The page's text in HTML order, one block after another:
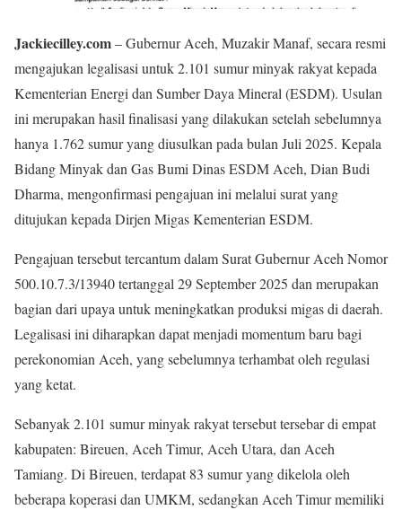
Jackiecilley.com– Gubernur Aceh, Muzakir Manaf, secara resmi
mengajukan legalisasi untuk 2.101 sumur minyak rakyat kepada
Kementerian Energi dan Sumber Daya Mineral (ESDM). Usulan
ini merupakan hasil finalisasi yang dilakukan setelah sebelumnya
hanya 1.762 sumur yang diusulkan pada bulan Juli 2025. Kepala
Bidang Minyak dan Gas Bumi Dinas ESDM Aceh, Dian Budi
Dharma, mengonfirmasi pengajuan ini melalui surat yang
ditujukan kepada Dirjen Migas Kementerian ESDM.
Pengajuan tersebut tercantum dalam Surat Gubernur Aceh Nomor
500.10.7.3/13940 tertanggal 29 September 2025 dan merupakan
bagian dari upaya untuk meningkatkan produksi migas di daerah.
Legalisasi ini diharapkan dapat menjadi momentum baru bagi
perekonomian Aceh, yang sebelumnya terhambat oleh regulasi
yang ketat.
Sebanyak 2.101 sumur minyak rakyat tersebut tersebar di empat
kabupaten: Bireuen, Aceh Timur, Aceh Utara, dan Aceh
Tamiang. Di Bireuen, terdapat 83 sumur yang dikelola oleh
beberapa koperasi dan UMKM, sedangkan Aceh Timur memiliki